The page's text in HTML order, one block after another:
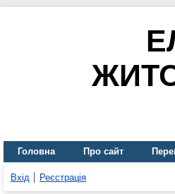
Головна Про сайт
Вхід Реєстрація